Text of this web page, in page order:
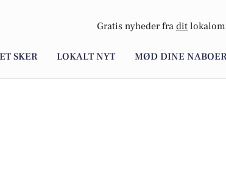
Gratis nyheder fra dit
SKER LOKALT NYT MØD DINE NABOER